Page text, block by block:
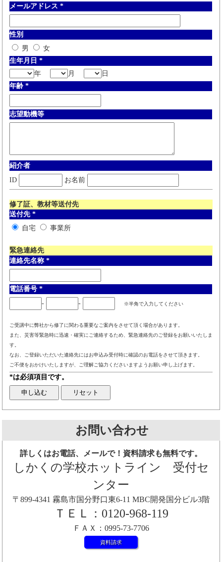
メールアドレス *
性別
男
女
生年月日 *
年
月
日
年齢 *
志望動機等
紹介者
ID
お名前
修了証、教材等送付先
送付先 *
自宅
事業所
緊急連絡先
連絡先名称 *
電話番号 *
-
- ※半角で入力してください
ご受講中に弊社から修了に関わる重要なご案内をさせて頂く場合があります。
また、災害等緊急時に迅速・確実にご連絡するため、緊急連絡先のご登録をお願いいたしま
す。
なお、ご登録いただいた連絡先にはお申込み受付時に確認のお電話をさせて頂きます。
ご不便をおかけいたしますが、ご理解ご協力くださいますようお願い申し上げます。
*は必須項目です。
お問い合わせ
詳しくはお電話、メールで！資料請求も無料です。
しかくの学校ホットライン 受付セ
ンター
〒899-4341 霧島市国分野口東6-11 MBC開発国分ビル3階
ＴＥＬ：0120-968-119
ＦＡＸ：0995-73-7706
資料請求